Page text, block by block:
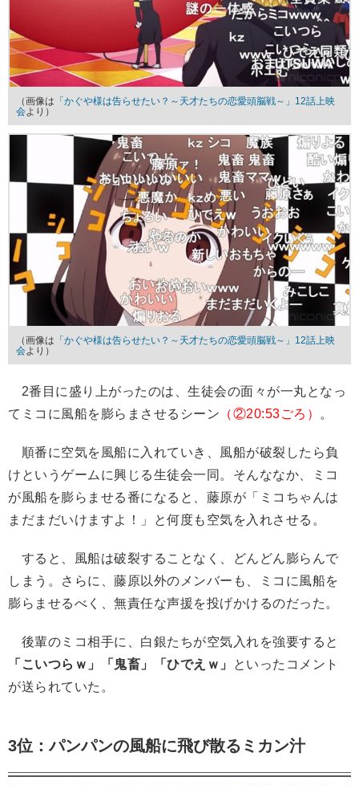
（画像は 「かぐや様は告らせたい？～天才たちの恋愛頭脳戦～」12話上映
会より）
（画像は 「かぐや様は告らせたい？～天才たちの恋愛頭脳戦～」12話上映
会より）
2番目に盛り上がったのは、生徒会の面々が一丸となっ
てミコに風船を膨らまさせるシーン （②20:53ごろ） 。
順番に空気を風船に入れていき、風船が破裂したら負
けというゲームに興じる生徒会一同。そんななか、ミコ
が風船を膨らませる番になると、藤原が「ミコちゃんは
まだまだいけますよ！」と何度も空気を入れさせる。
すると、風船は破裂することなく、どんどん膨らんで
しまう。さらに、藤原以外のメンバーも、ミコに風船を
膨らませるべく、無責任な声援を投げかけるのだった。
後輩のミコ相手に、白銀たちが空気入れを強要すると
「こいつらｗ」「鬼畜」「ひでえｗ」
といったコメント
が送られていた。
3位：パンパンの風船に飛び散るミカン汁